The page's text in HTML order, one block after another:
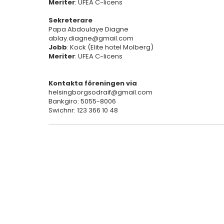
Meriter: UFEA C-licens
Sekreterare
Papa Abdoulaye Diagne
ablay.diagne@gmail.com
Jobb: Kock (Elite hotel Molberg)
Meriter: UFEA C-licens
Kontakta föreningen via
helsingborgsodraif@gmail.com
Bankgiro: 5055-8006
Swichnr: 123 366 10 48